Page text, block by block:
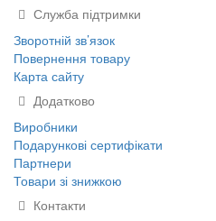
Служба підтримки
Зворотній зв’язок
Повернення товару
Карта сайту
Додатково
Виробники
Подарункові сертифікати
Партнери
Товари зі знижкою
Контакти